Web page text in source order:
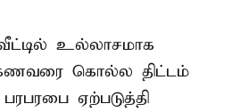
உல்லாசமாக
கொல்ல திட்டம்
ஏற்படுத்தி